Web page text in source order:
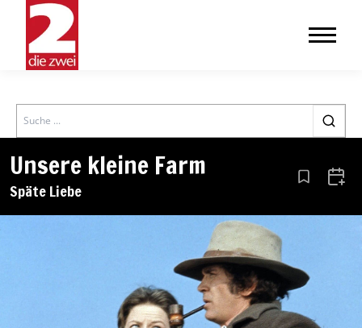
Search
Unsere kleine Farm
Späte Liebe Aus den